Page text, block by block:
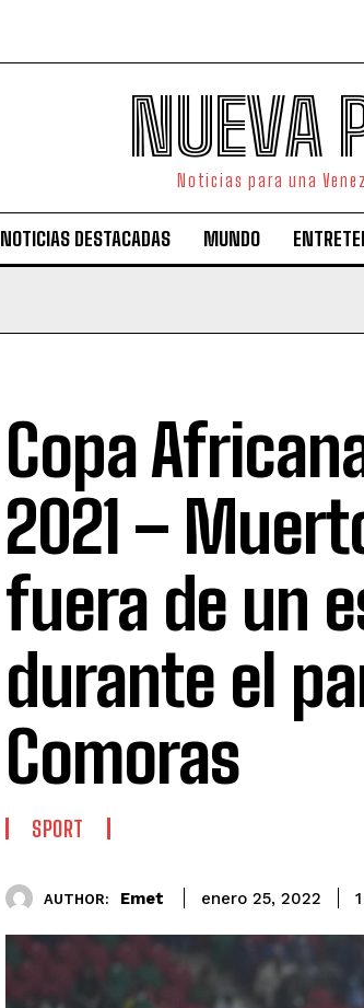
NUEVA
Noticias para una
NOTICIAS DESTACADAS MUNDO
Copa
2021 –
fuera de un
durante el
Comoras
SPORT
AUTHOR: Emet enero 25, 2022 1